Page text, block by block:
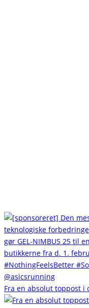
Fra en absolut toppost